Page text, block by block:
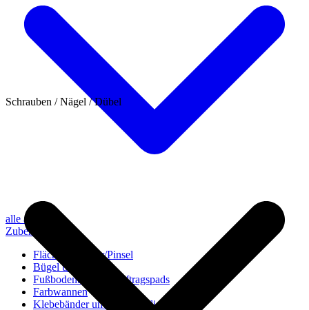
alle anzeigen
Zubehör
Flächenstreicher/Pinsel
Bügel und Rollen
Fußbodenbürsten/Auftragspads
Farbwannen
Klebebänder und Abdeckvlies
Schrauben / Nägel / Dübel